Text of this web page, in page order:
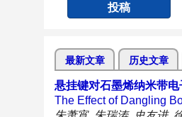
投稿
最新文章 历史文章
悬挂键对石墨烯纳米带
The Effect of Dangling